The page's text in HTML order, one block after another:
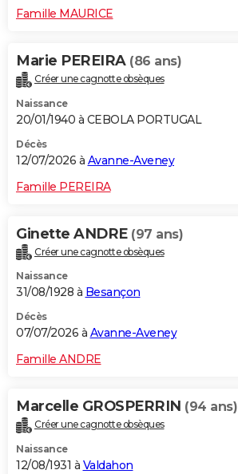
Famille MAURICE
Marie PEREIRA (86 ans)
Créer une cagnotte obsèques
Naissance
20/01/1940 à CEBOLA PORTUGAL
Décès
12/07/2026 à Avanne-Aveney
Famille PEREIRA
Ginette ANDRE (97 ans)
Créer une cagnotte obsèques
Naissance
31/08/1928 à Besançon
Décès
07/07/2026 à Avanne-Aveney
Famille ANDRE
Marcelle GROSPERRIN (94 ans)
Créer une cagnotte obsèques
Naissance
12/08/1931 à Valdahon